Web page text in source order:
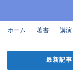
ホーム 著書 講演
最新記事